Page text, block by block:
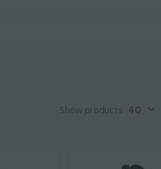
Show products 40